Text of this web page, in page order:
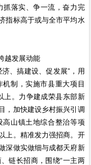
落实、争一流，奋力完
指标高于或与全市平均水
越发展动能
、搞建设、促发展”，用
制，实施市县重大项目
上。力争建成荣县东部新
，加快建设乡村振兴引调
山镇土地综合整治等项
上。精准发力强招商。开
深做实做细与成都天府新
链长招商，围绕“一主两